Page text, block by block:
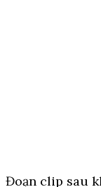
Đoạn clip sau